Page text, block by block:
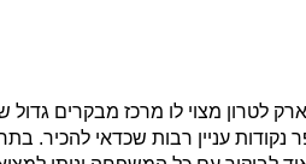
לטרון מצוי לו מרכז מבקרים